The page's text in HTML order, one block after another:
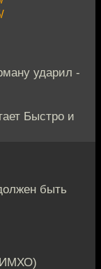
ударил -
Быстро и
быть